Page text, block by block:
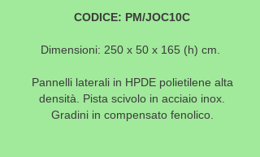
CODICE: PM/JOC10C
Dimensioni: 250 x 50 x 165 (h) cm.
Pannelli laterali in HPDE polietilene alta
densità. Pista scivolo in acciaio inox.
Gradini in compensato fenolico.